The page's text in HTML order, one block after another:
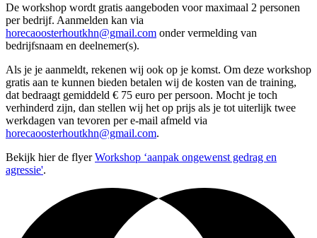
De workshop wordt gratis aangeboden voor maximaal 2 personen
per bedrijf. Aanmelden kan via
horecaoosterhoutkhn@gmail.com onder vermelding van
bedrijfsnaam en deelnemer(s).
Als je je aanmeldt, rekenen wij ook op je komst. Om deze workshop
gratis aan te kunnen bieden betalen wij de kosten van de training,
dat bedraagt gemiddeld € 75 euro per persoon. Mocht je toch
verhinderd zijn, dan stellen wij het op prijs als je tot uiterlijk twee
werkdagen van tevoren per e-mail afmeld via
horecaoosterhoutkhn@gmail.com.
Bekijk hier de flyerWorkshop ‘aanpak ongewenst gedrag en
agressie'.